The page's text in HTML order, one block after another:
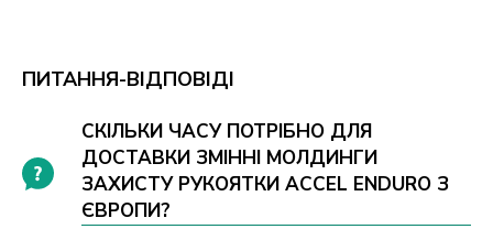
ПИТАННЯ-ВІДПОВІДІ
СКІЛЬКИ ЧАСУ ПОТРІБНО ДЛЯ
ДОСТАВКИ ЗМІННІ МОЛДИНГИ
ЗАХИСТУ РУКОЯТКИ ACCEL ENDURO З
ЄВРОПИ?